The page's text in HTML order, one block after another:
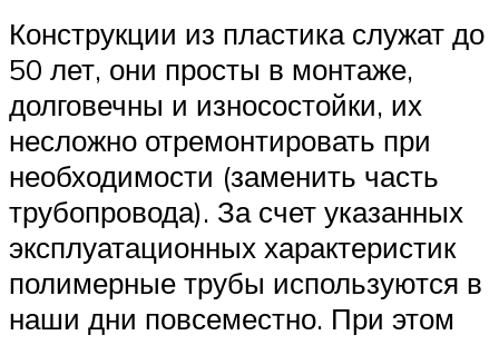
Конструкции из пластика служат до
50 лет, они просты в монтаже,
долговечны и износостойки, их
несложно отремонтировать при
необходимости (заменить часть
трубопровода). За счет указанных
эксплуатационных характеристик
полимерные трубы используются в
наши дни повсеместно. При этом